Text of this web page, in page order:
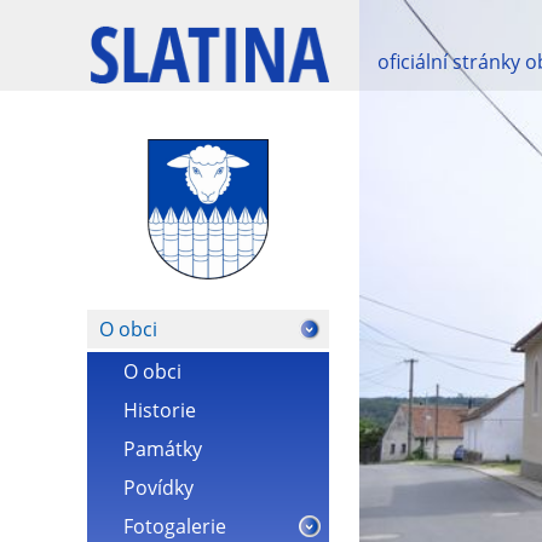
O obci
O obci
Historie
Památky
Povídky
Fotogalerie
oficiální stránky